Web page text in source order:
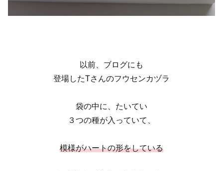
以前、ブログにも
登場したTさんのフウセンカヅラ
袋の中に、たいてい
３つの種が入っていて、
模様がハートの形をしている